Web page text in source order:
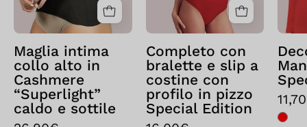
“Superlight”
caldo
sottile
Nero
Maglia intima
collo alto in
Cashmere
“Superlight”
caldo e sottile
costine
con
in
pizzo
Special
Edition
Completo con
bralette e slip a
costine con
profilo in pizzo
Special Edition